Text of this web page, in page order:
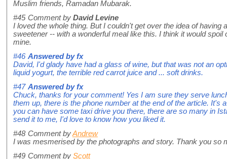
Muslim friends, Ramadan Mubarak.
#45 Comment by David Levine
I loved the whole thing. But I couldn't get over the idea of having
sweetener -- with a wonderful meal like this. I think it would spoil
mine.
#46 Answered byfx
David, I'd glady have had a glass of wine, but that was not an
liquid yogurt, the terrible red carrot juice and ... soft drinks.
#47 Answered byfx
Chuck, thanks for your comment! Yes I am sure they serve
them up, there is the phone number at the end of the article. It's
you can have some taxi drive you there, there are so many in
send it to me, I'd love to know how you liked it.
#48 Comment byAndrew
I was mesmerised by the photographs and story. Thank you so
#49 Comment by Scott